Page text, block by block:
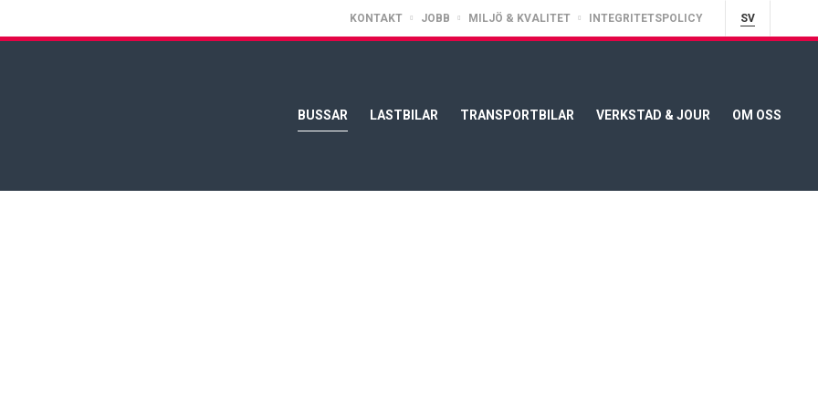
KONTAKT JOBB MILJÖ & KVALITET INTEGRITETSPOLICY SV
BUSSAR LASTBILAR TRANSPORTBILAR VERKSTAD & JOUR OM OSS